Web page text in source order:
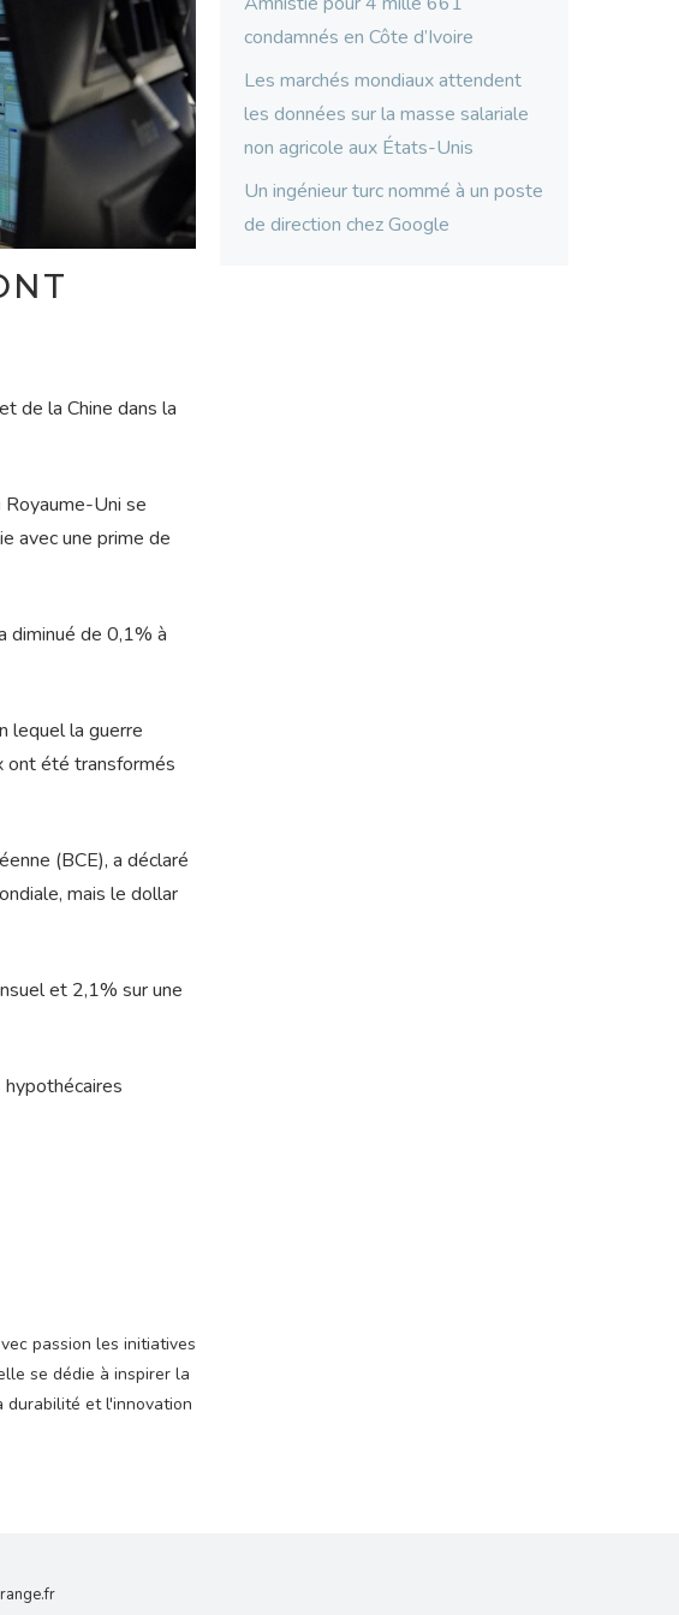
de la Chine dans la
Royaume-Uni se
avec une prime de
diminué de 0,1% à
lequel la guerre
ont été transformés
(BCE), a déclaré
mais le dollar
et 2,1% sur une
hypothécaires
passion les initiatives
se dédie à inspirer la
durabilité et l'innovation
condamnés en Côte d’Ivoire
Les marchés mondiaux attendent
les données sur la masse salariale
non agricole aux États-Unis
Un ingénieur turc nommé à un poste
de direction chez Google